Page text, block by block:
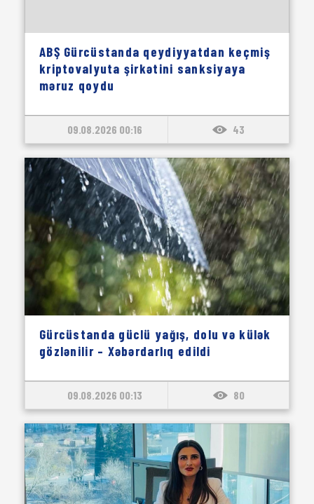
ABŞ Gürcüstanda qeydiyyatdan keçmiş
kriptovalyuta şirkətini sanksiyaya
məruz qoydu
09.08.2026 00:16 43
Gürcüstanda güclü yağış, dolu və külək
gözlənilir – Xəbərdarlıq edildi
09.08.2026 00:13 80